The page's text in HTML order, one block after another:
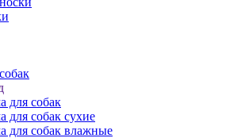
для собак
для собак сухие
для собак влажные